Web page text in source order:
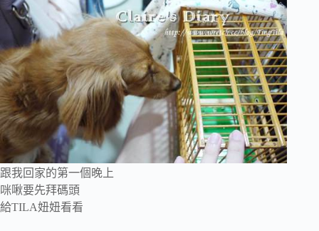
跟我回家的第一個晚上
咪啾要先拜碼頭
給TILA妞妞看看